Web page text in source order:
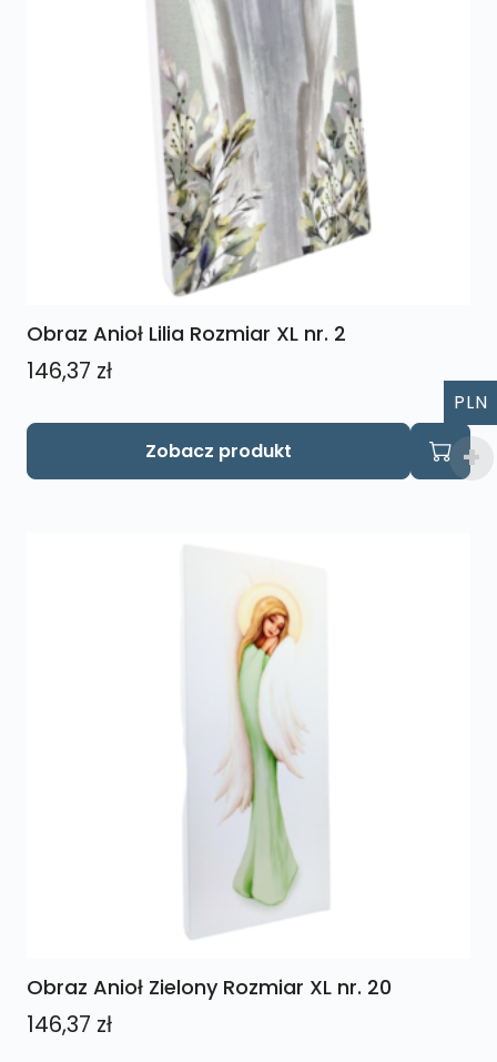
Obraz Anioł Lilia Rozmiar XL nr. 2
146,37 zł
Zobacz produkt
Obraz Anioł Zielony Rozmiar XL nr. 20
146,37 zł
PLN